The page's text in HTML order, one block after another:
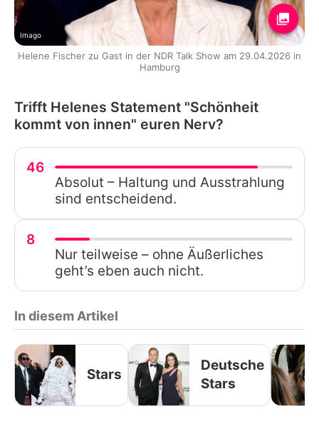
Imago
Helene Fischer zu Gast in der NDR Talk Show am 29.04.2026 in
Hamburg
Trifft Helenes Statement "Schönheit
kommt von innen" euren Nerv?
46
Absolut – Haltung und Ausstrahlung
sind entscheidend.
8
Nur teilweise – ohne Äußerliches
geht’s eben auch nicht.
In diesem Artikel
Stars
Deutsche
Stars